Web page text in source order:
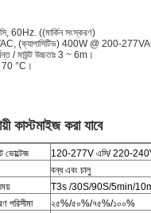
60Hz. ((মার্কিন সংস্করণ)
(ক্যাপাসিটিভ) 400W @ 200-
/ মাউন্ট উচ্চতাঃ 3 ~ 6m।
70 °C।
কাস্টমাইজ করা যাবে
ভোল্টেজ
120-277V এসি/ 220-
বন্ধ এবং চালু
T3s /30S/90S/5min/
পরিসীমা
২৫%/৫০%/৭৫%/১০০%